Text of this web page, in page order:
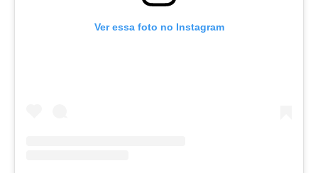
Ver essa foto no Instagram